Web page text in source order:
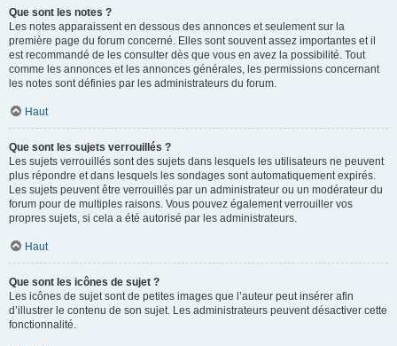
Que sont les notes ?
Les notes apparaissent en dessous des annonces et seulement sur la
première page du forum concerné. Elles sont souvent assez importantes et il
est recommandé de les consulter dès que vous en avez la possibilité. Tout
comme les annonces et les annonces générales, les permissions concernant
les notes sont définies par les administrateurs du forum.
Haut
Que sont les sujets verrouillés ?
Les sujets verrouillés sont des sujets dans lesquels les utilisateurs ne peuvent
plus répondre et dans lesquels les sondages sont automatiquement expirés.
Les sujets peuvent être verrouillés par un administrateur ou un modérateur du
forum pour de multiples raisons. Vous pouvez également verrouiller vos
propres sujets, si cela a été autorisé par les administrateurs.
Haut
Que sont les icônes de sujet ?
Les icônes de sujet sont de petites images que l’auteur peut insérer afin
d’illustrer le contenu de son sujet. Les administrateurs peuvent désactiver cette
fonctionnalité.